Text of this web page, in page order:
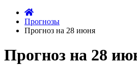
Прогнозы
Прогноз на 28 июня
Прогноз на 28